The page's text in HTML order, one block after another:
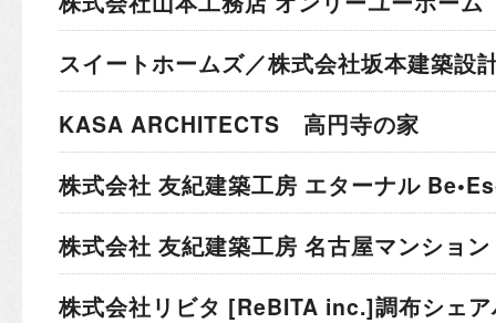
スイートホームズ／株式会社坂本建築
KASA ARCHITECTS 高円寺の家
株式会社 友紀建築工房 エターナル
株式会社 友紀建築工房 名古屋マンショ
株式会社リビタ [ReBITA inc.]調布シェ